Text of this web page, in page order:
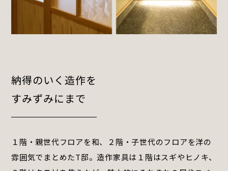
納得のいく造作を
すみずみにまで
１階・親世代フロアを和、２階・子世代のフロアを洋の
雰囲気でまとめたT邸。造作家具は１階はスギやヒノキ、